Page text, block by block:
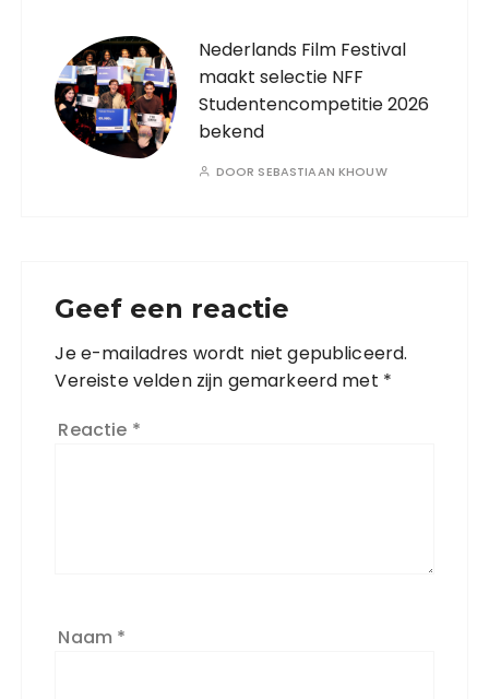
Nederlands Film Festival
maakt selectie NFF
Studentencompetitie 2026
bekend
DOOR SEBASTIAAN KHOUW
Geef een reactie
Je e-mailadres wordt niet gepubliceerd.
Vereiste velden zijn gemarkeerd met *
Reactie *
Naam *